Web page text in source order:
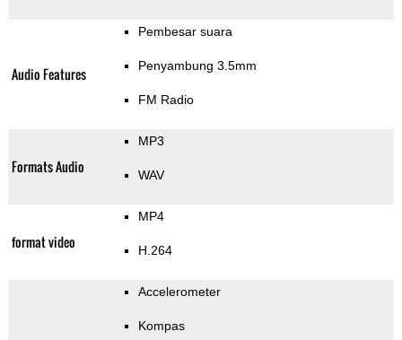
Audio Features
Pembesar suara
Penyambung 3.5mm
FM Radio
Formats Audio
MP3
WAV
format video
MP4
H.264
Accelerometer
Kompas